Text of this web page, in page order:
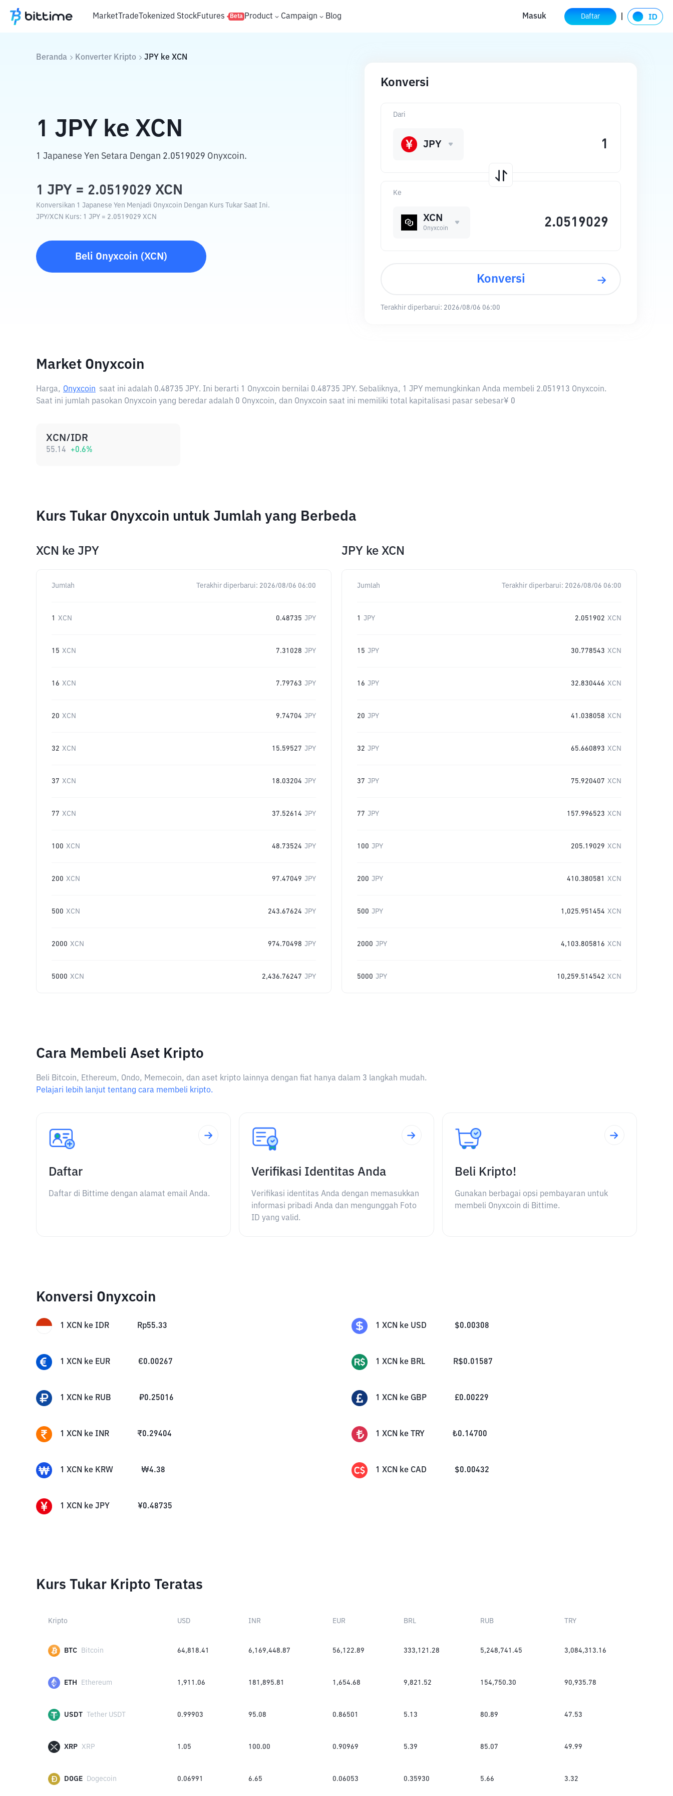
MarketTradeTokenized StockFutures Beta Product Campaign Blog Masuk Daftar
Beranda Konverter Kripto JPY ke XCN
1 JPY ke XCN
1 Japanese Yen Setara Dengan 2.0519029 Onyxcoin.
1 JPY = 2.0519029 XCN
Konversikan 1 Japanese Yen Menjadi Onyxcoin Dengan Kurs Tukar Saat Ini.
JPY/XCN Kurs: 1 JPY = 2.0519029 XCN
Beli Onyxcoin (XCN )
Konversi
Ke
XCN
Onyxcoin
Dari
JPY
Konversi
Terakhir diperbarui: 2026/08/06 06:00
Market Onyxcoin
Harga, Onyxcoin saat ini adalah 0.48735 JPY. Ini berarti 1 Onyxcoin bernilai 0.48735 JPY. Sebaliknya, 1 JPY memungkinkan Anda membeli 2.051913 Onyxcoin.
Saat ini jumlah pasokan Onyxcoin yang beredar adalah 0 Onyxcoin, dan Onyxcoin saat ini memiliki total kapitalisasi pasar sebesar¥ 0
XCN/IDR
55.14 +0.6%
Kurs Tukar Onyxcoin untuk Jumlah yang Berbeda
XCN ke JPY
Jumlah Terakhir diperbarui: 2026/08/06 06:00
1 XCN 0.48735 JPY
15 XCN 7.31028 JPY
16 XCN 7.79763 JPY
20 XCN 9.74704 JPY
32 XCN 15.59527 JPY
37 XCN 18.03204 JPY
77 XCN 37.52614 JPY
100 XCN 48.73524 JPY
200 XCN 97.47049 JPY
500 XCN 243.67624 JPY
2000 XCN 974.70498 JPY
5000 XCN 2,436.76247 JPY
JPY ke XCN
Jumlah Terakhir diperbarui: 2026/08/06 06:00
1 JPY 2.051902 XCN
15 JPY 30.778543 XCN
16 JPY 32.830446 XCN
20 JPY 41.038058 XCN
32 JPY 65.660893 XCN
37 JPY 75.920407 XCN
77 JPY 157.996523 XCN
100 JPY 205.19029 XCN
200 JPY 410.380581 XCN
500 JPY 1,025.951454 XCN
2000 JPY 4,103.805816 XCN
5000 JPY 10,259.514542 XCN
Cara Membeli Aset Kripto
Beli Bitcoin, Ethereum, Ondo, Memecoin, dan aset kripto lainnya dengan fiat hanya dalam 3 langkah mudah.
Pelajari lebih lanjut tentang cara membeli kripto.
Daftar
Daftar di Bittime dengan alamat email Anda.
Verifikasi Identitas Anda
Verifikasi identitas Anda dengan memasukkan
informasi pribadi Anda dan mengunggah Foto
ID yang valid.
Beli Kripto!
Gunakan berbagai opsi pembayaran untuk
membeli Onyxcoin di Bittime.
Konversi Onyxcoin
1 XCN ke IDR Rp55.33 1 XCN ke USD $0.00308
1 XCN ke EUR €0.00267 1 XCN ke BRL R$0.01587
1 XCN ke RUB ₽0.25016 1 XCN ke GBP £0.00229
1 XCN ke INR ₹0.29404 1 XCN ke TRY ₺0.14700
1 XCN ke KRW ₩4.38 1 XCN ke CAD $0.00432
1 XCN ke JPY ¥0.48735
Kurs Tukar Kripto Teratas
Kripto USD INR EUR BRL RUB TRY
BTC Bitcoin 64,818.41 6,169,448.87 56,122.89 333,121.28 5,248,741.45 3,084,313.16
ETH Ethereum 1,911.06 181,895.81 1,654.68 9,821.52 154,750.30 90,935.78
USDT Tether USDT 0.99903 95.08 0.86501 5.13 80.89 47.53
XRP XRP 1.05 100.00 0.90969 5.39 85.07 49.99
DOGE Dogecoin 0.06991 6.65 0.06053 0.35930 5.66 3.32